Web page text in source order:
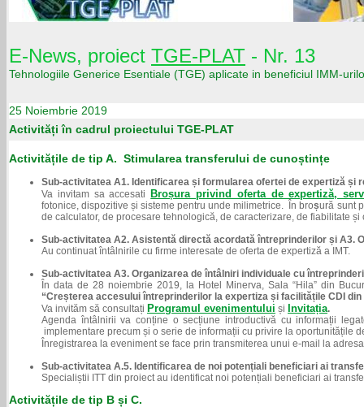
E-News, proiect TGE-PLAT - Nr. 13
Tehnologiile Generice Esentiale (TGE) aplicate in beneficiul IMM-
25 Noiembrie 2019
Activități în cadrul proiectului TGE-PLAT
Activitățile de tip A. Stimularea transferului de cunoștințe
Sub-activitatea A1. Identificarea și formularea ofertei de expertiză și
Va invitam sa accesati
Broșura privind oferta de expertiză,
fotonice, dispozitive și sisteme pentru unde milimetrice. În broșură sunt
de calculator, de procesare tehnologică, de caracterizare, de fiabilitate
Sub-activitatea A2. Asistentă directă acordată întreprinderilor și A3.
Au continuat întâlnirile cu firme interesate de oferta de expertiză a IMT.
Sub-activitatea A3. Organizarea de întâlniri individuale cu
În data de 28 noiembrie 2019, la Hotel Minerva, Sala “Hila” din
“Creșterea accesului întreprinderilor la expertiza și facilitățile CDI
Va invităm să consultați Programul evenimentului și Invitația.
Agenda întâlnirii va conține o secțiune introductivă cu informații
implementare precum și o serie de informații cu privire la oportunitățile
Înregistrarea la eveniment se face prin transmiterea unui e-mail la
Sub-activitatea A.5. Identificarea de noi potențiali beneficiari ai
Specialiștii ITT din proiect au identificat noi potențiali beneficiari ai
Activitățile de tip B și C.